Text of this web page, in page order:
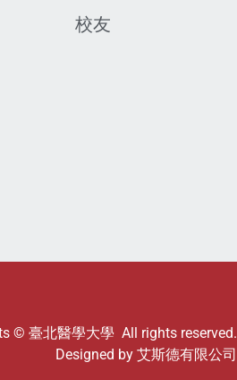
校友
© 臺北醫學大學 All rights reserved.
Designed by 艾斯德有限公司